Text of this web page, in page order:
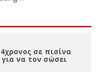
σε πισίνα
να τον σώσει
απλώνεται παντού
στην